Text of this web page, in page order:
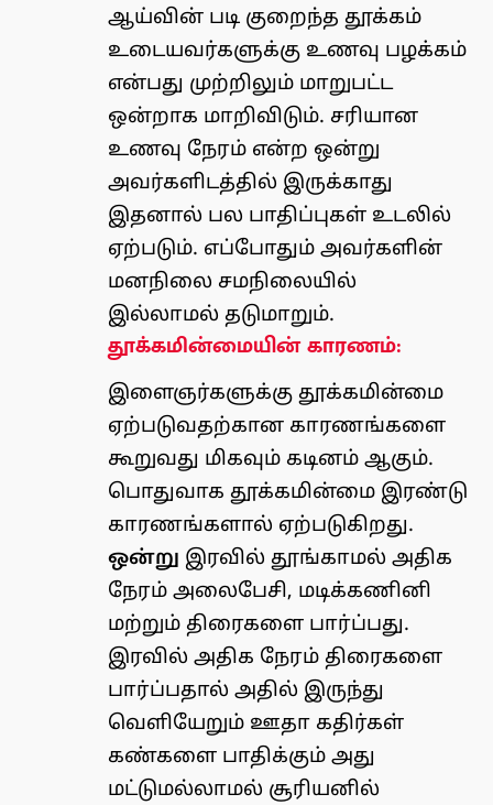
ஆய்வின் படி குறைந்த தூக்கம்
உடையவர்களுக்கு உணவு பழக்கம்
என்பது முற்றிலும் மாறுபட்ட
ஒன்றாக மாறிவிடும். சரியான
உணவு நேரம் என்ற ஒன்று
அவர்களிடத்தில் இருக்காது
இதனால் பல பாதிப்புகள் உடலில்
ஏற்படும். எப்போதும் அவர்களின்
மனநிலை சமநிலையில்
இல்லாமல் தடுமாறும்.
தூக்கமின்மையின் காரணம்:
இளைஞர்களுக்கு தூக்கமின்மை
ஏற்படுவதற்கான காரணங்களை
கூறுவது மிகவும் கடினம் ஆகும்.
பொதுவாக தூக்கமின்மை இரண்டு
காரணங்களால் ஏற்படுகிறது.
ஒன்று இரவில் தூங்காமல் அதிக
நேரம் அலைபேசி, மடிக்கணினி
மற்றும் திரைகளை பார்ப்பது.
இரவில் அதிக நேரம் திரைகளை
பார்ப்பதால் அதில் இருந்து
வெளியேறும் ஊதா கதிர்கள்
கண்களை பாதிக்கும் அது
மட்டுமல்லாமல் சூரியனில்